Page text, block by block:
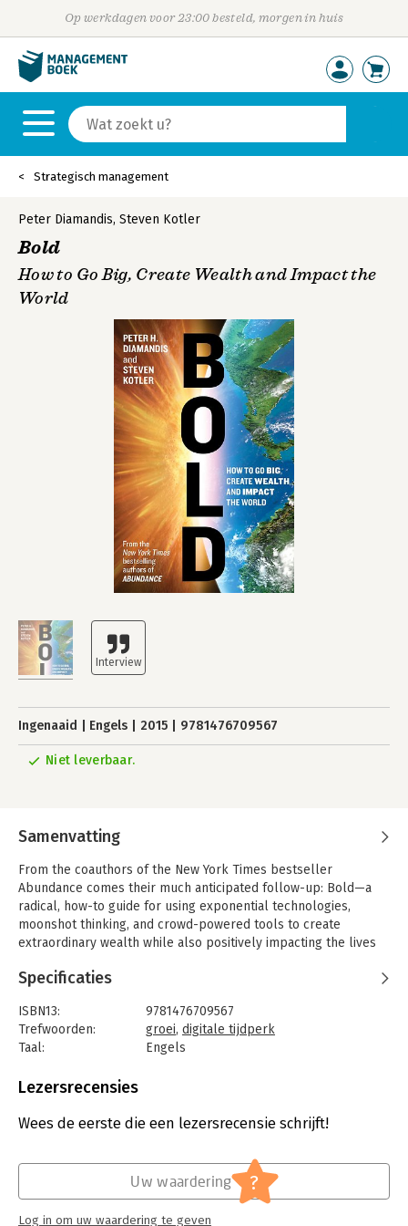
Op werkdagen voor 23:00 besteld, morgen in huis
Strategisch management
Peter Diamandis, Steven Kotler
Bold
How to Go Big, Create Wealth and Impact the
World
Ingenaaid Engels 2015 9781476709567
Niet leverbaar.
Samenvatting
From the coauthors of the New York Times bestseller
Abundance comes their much anticipated follow-up: Bold—a
radical, how-to guide for using exponential technologies,
moonshot thinking, and crowd-powered tools to create
extraordinary wealth while also positively impacting the lives
Bold unfolds in three parts. Part One focuses on the
exponential technologies that are disrupting today’s Fortune
500 companies and enabling upstart entrepreneurs to go from
‘I’ve got an idea’ to ‘I run a billion-dollar company’ far faster
the power of 3D printing, artificial intelligence, robotics,
book focuses on the Psychology of Bold, drawing on insights
Branson, and Jeff Bezos. In addition, Diamandis reveals his
entrepreneurial secrets garnered from building fifteen
companies, including such audacious ventures as Singularity
Specificaties
ISBN13:
9781476709567
Trefwoorden:
groei, digitale tijdperk
Taal:
Engels
Uitgever:
Lezersrecensies
Wees de eerste die een lezersrecensie schrijft!
Uw waardering ?
Log in om uw waardering te geven